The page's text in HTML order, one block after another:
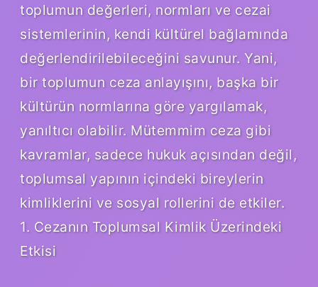
toplumun değerleri, normları ve cezai
sistemlerinin, kendi kültürel bağlamında
değerlendirilebileceğini savunur. Yani,
bir toplumun ceza anlayışını, başka bir
kültürün normlarına göre yargılamak,
yanıltıcı olabilir. Mütemmim ceza gibi
kavramlar, sadece hukuk açısından değil,
toplumsal yapının içindeki bireylerin
kimliklerini ve sosyal rollerini de etkiler.
1. Cezanın Toplumsal Kimlik Üzerindeki
Etkisi